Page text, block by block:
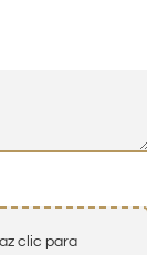
clic para